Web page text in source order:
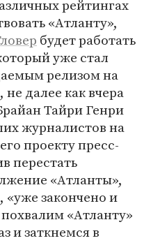
рейтингах
«Атланту»,
будет работать
уже стал
релизом на
далее как вчера
Тайри Генри
журналистов на
проекту пресс-
перестать
«Атланты»,
«уже закончено и
«Атланту»
и заткнемся в